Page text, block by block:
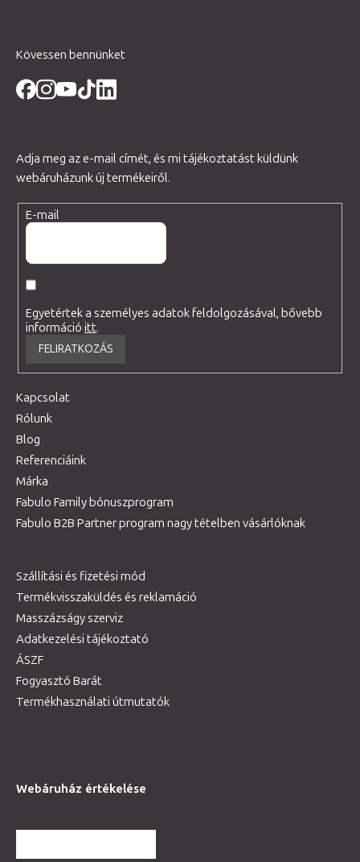
Kövessen bennünket
Adja meg az e-mail címét, és mi tájékoztatást küldünk
webáruházunk új termékeiről.
E-mail
Egyetértek a személyes adatok feldolgozásával, bővebb
információitt.
FELIRATKOZÁS
Kapcsolat
Rólunk
Blog
Referenciáink
Márka
Fabulo Family bónuszprogram
Fabulo B2B Partner program nagy tételben vásárlóknak
Szállítási és fizetési mód
Termékvisszaküldés és reklamáció
Masszázságy szerviz
Adatkezelési tájékoztató
ÁSZF
Fogyasztó Barát
Termékhasználati útmutatók
Webáruház értékelése